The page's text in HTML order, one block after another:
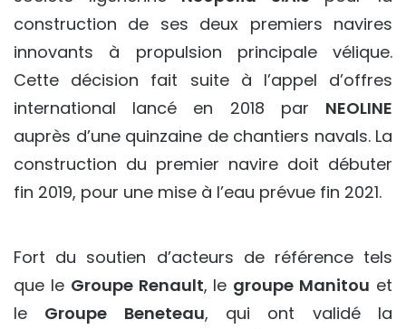
construction de ses deux premiers navires
innovants à propulsion principale vélique.
Cette décision fait suite à l’appel d’offres
international lancé en 2018 par NEOLINE
auprès d’une quinzaine de chantiers navals. La
construction du premier navire doit débuter
fin 2019, pour une mise à l’eau prévue fin 2021.
Fort du soutien d’acteurs de référence tels
que le Groupe Renault, le groupe Manitou et
le Groupe Beneteau, qui ont validé la